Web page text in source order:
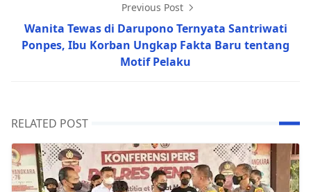
Previous Post
Wanita Tewas di Darupono Ternyata Santriwati
Ponpes, Ibu Korban Ungkap Fakta Baru tentang
Motif Pelaku
RELATED POST